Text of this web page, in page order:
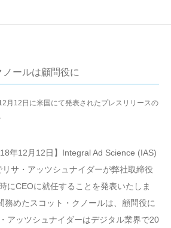
ールは顧問役に
月12日に米国にて発表されたプレスリリースの
年12月12日】Integral Ad Science (IAS)
サ・アッツシュナイダーが弊社取締役
にCEOに就任することを発表いたしま
務めたスコット・クノールは、顧問役に
アッツシュナイダーはデジタル業界で20